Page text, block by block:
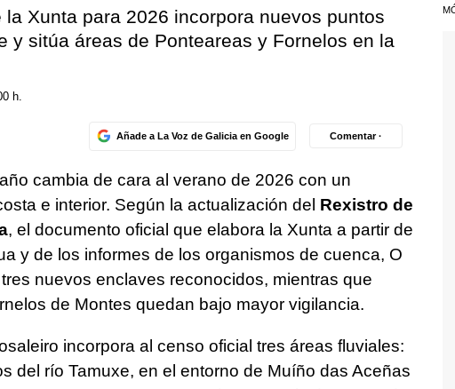
Xunta para 2026 incorpora nuevos puntos
y sitúa áreas de Ponteareas y Fornelos en la
h.
Añade a La Voz de Galicia en Google Comentar ·
cambia de cara al verano de 2026 con un
e interior. Según la actualización del Rexistro de
, el documento oficial que elabora la Xunta a partir de
y de los informes de los organismos de cuenca, O
nuevos enclaves reconocidos, mientras que
de Montes quedan bajo mayor vigilancia.
incorpora al censo oficial tres áreas fluviales:
del río Tamuxe, en el entorno de Muíño das Aceñas